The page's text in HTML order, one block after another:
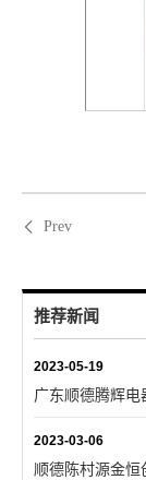
Prev
推荐新闻
2023-05-19
广东顺德腾辉
2023-03-06
顺德陈村源金